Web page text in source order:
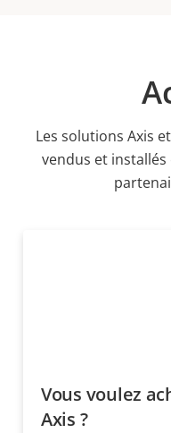
Les solutions Axis
vendus et
Vous voulez
Axis ?